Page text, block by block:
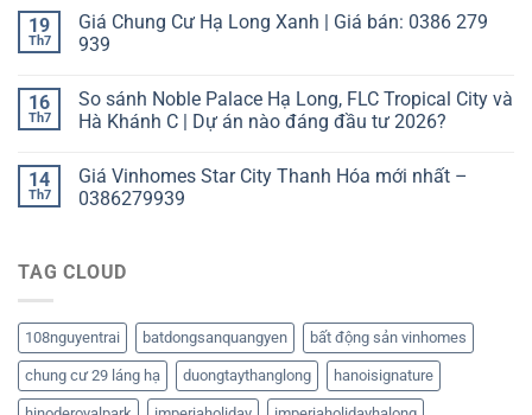
19
Th7
Giá Chung Cư Hạ Long Xanh | Giá bán: 0386 279
939
16
Th7
So sánh Noble Palace Hạ Long, FLC Tropical City và
Hà Khánh C | Dự án nào đáng đầu tư 2026?
14
Th7
Giá Vinhomes Star City Thanh Hóa mới nhất –
0386279939
TAG CLOUD
108nguyentrai batdongsanquangyen bất động sản vinhomes
chung cư 29 láng hạ duongtaythanglong hanoisignature